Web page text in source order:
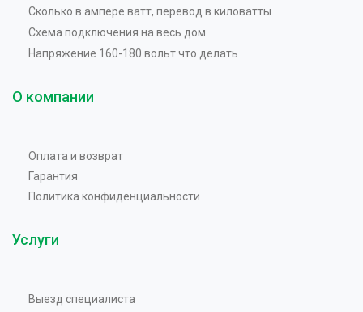
Сколько в ампере ватт, перевод в киловатты
Схема подключения на весь дом
Напряжение 160-180 вольт что делать
О компании
Оплата и возврат
Гарантия
Политика конфиденциальности
Услуги
Выезд специалиста